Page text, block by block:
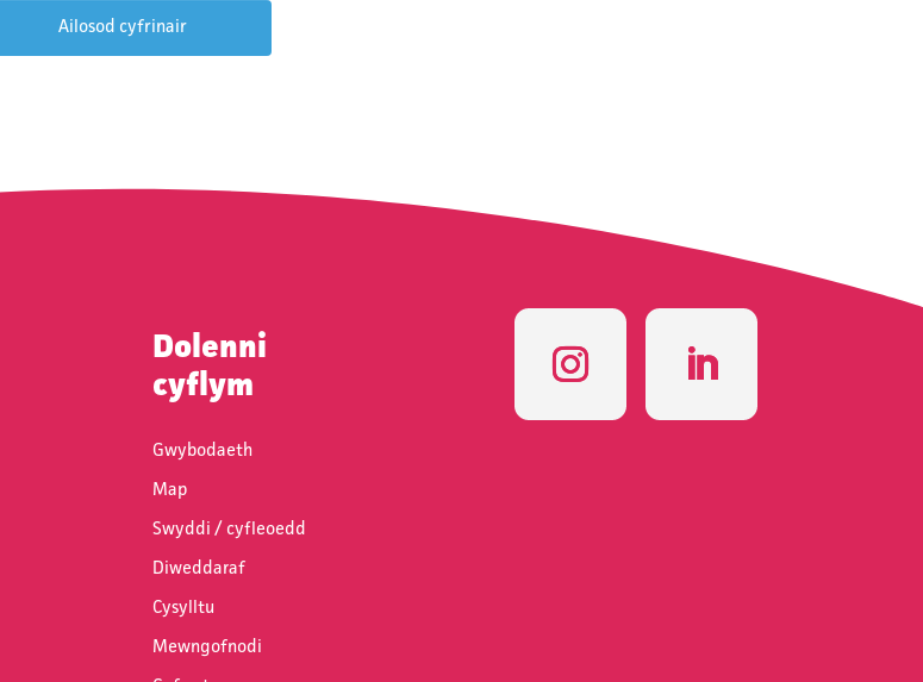
Dolenni
cyflym
Gwybodaeth
Map
Swyddi / cyfleoedd
Diweddaraf
Cysylltu
Mewngofnodi
i Gylchlythyr y
Tanysgrifio